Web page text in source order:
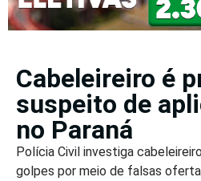
Cabeleireiro é
suspeito de
no Paraná
Polícia Civil investiga
golpes por meio de falsas